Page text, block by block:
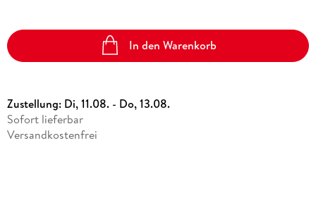
In den Warenkorb
Zustellung: Di, 11.08. - Do, 13.08.
Sofort lieferbar
Versandkostenfrei